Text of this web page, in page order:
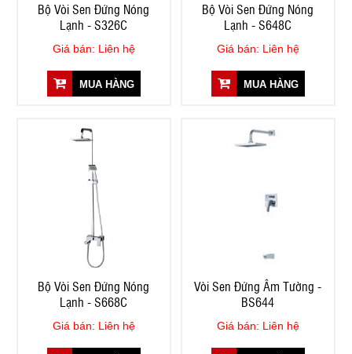
Bộ Vòi Sen Đứng Nóng
Lạnh - S326C
Giá bán: Liên hệ
MUA HÀNG
Bộ Vòi Sen Đứng Nóng
Lạnh - S648C
Giá bán: Liên hệ
MUA HÀNG
Bộ Vòi Sen Đứng Nóng
Lạnh - S668C
Giá bán: Liên hệ
Vòi Sen Đứng Âm Tường -
BS644
Giá bán: Liên hệ